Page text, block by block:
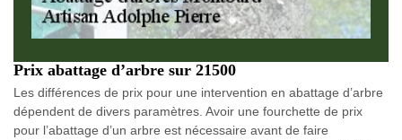
Prix abattage d’arbre sur 21500
Les différences de prix pour une intervention en abattage d’arbre
dépendent de divers paramètres. Avoir une fourchette de prix
pour l’abattage d’un arbre est nécessaire avant de faire